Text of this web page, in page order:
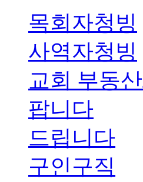
목회자청빙
사역자청빙
교회 부동
팝니다
드립니다
구인구직